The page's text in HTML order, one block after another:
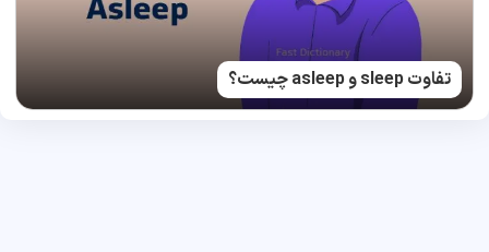
تفاوت sleep و asleep چیست؟